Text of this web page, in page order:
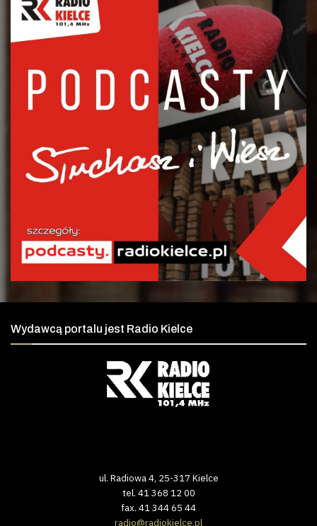
Wydawcą portalu jest Radio Kielce
ul. Radiowa 4, 25-317 Kielce
tel. 41 368 12 00
fax. 41 344 65 44
radio@radiokielce.pl